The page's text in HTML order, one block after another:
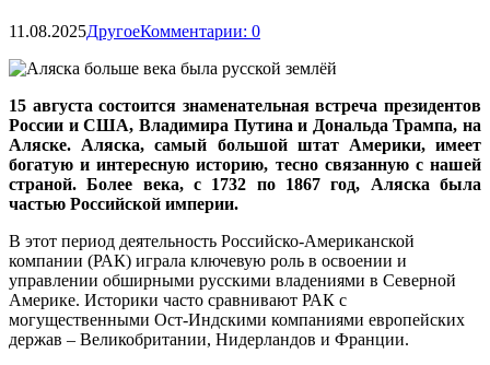
11.08.2025ДругоеКомментарии: 0
15 августа состоится знаменательная встреча президентов
России и США, Владимира Путина и Дональда Трампа, на
Аляске. Аляска, самый большой штат Америки, имеет
богатую и интересную историю, тесно связанную с нашей
страной. Более века, с 1732 по 1867 год, Аляска была
частью Российской империи.
В этот период деятельность Российско-Американской
компании (РАК) играла ключевую роль в освоении и
управлении обширными русскими владениями в Северной
Америке. Историки часто сравнивают РАК с
могущественными Ост-Индскими компаниями европейских
держав – Великобритании, Нидерландов и Франции.